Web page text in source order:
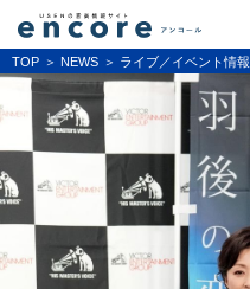
TOP NEWS ライブ／イベント情報